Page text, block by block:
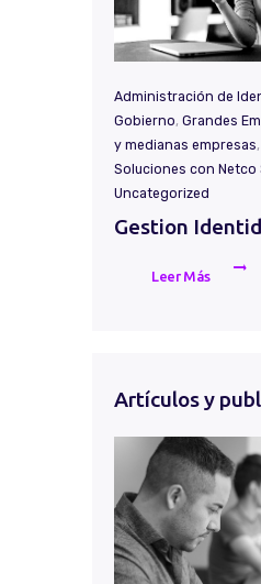
Administración de
Gobierno, Grandes
y medianas empresas,
Soluciones con Netco
Uncategorized
Gestion
Leer Más
Artículos y